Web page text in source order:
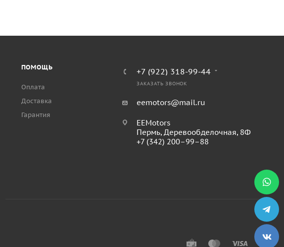
ПОМОЩЬ
Оплата
Доставка
Гарантия
+7 (922) 318-99-44
ЗАКАЗАТЬ ЗВОНОК
eemotors@mail.ru
EEMotors
Пермь, Деревообделочная, 8Ф
+7 (342) 200–99–88